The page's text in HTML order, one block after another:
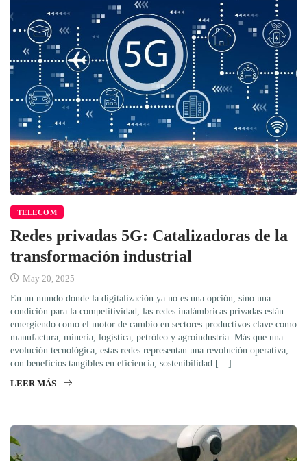
TELECOM
Redes privadas 5G: Catalizadoras de la
transformación industrial
May 20, 2025
En un mundo donde la digitalización ya no es una opción, sino una
condición para la competitividad, las redes inalámbricas privadas están
emergiendo como el motor de cambio en sectores productivos clave como
manufactura, minería, logística, petróleo y agroindustria. Más que una
evolución tecnológica, estas redes representan una revolución operativa,
con beneficios tangibles en eficiencia, sostenibilidad […]
LEER MÁS